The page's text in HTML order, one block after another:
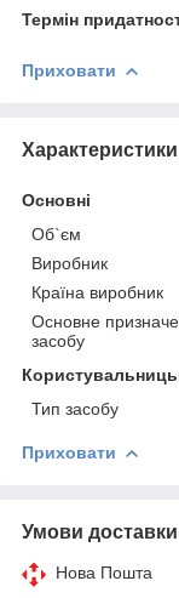
Термін
Приховати
Характеристики
Основні
Об`єм
Виробник
Країна виробник
Основне
засобу
Тип засобу
Приховати
Умови доставки
Нова Пошта